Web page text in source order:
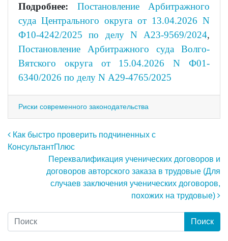
Подробнее:
Постановление Арбитражного
суда Центрального округа от 13.04.2026 N
Ф10-4242/2025 по делу N А23-9569/2024,
Постановление Арбитражного суда Волго-
Вятского округа от 15.04.2026 N Ф01-
6340/2026 по делу N А29-4765/2025
Риски современного законодательства
Навигация по записям
Как быстро проверить подчиненных с
КонсультантПлюс
Переквалификация ученических договоров и
договоров авторского заказа в трудовые (Для
случаев заключения ученических договоров,
похожих на трудовые)